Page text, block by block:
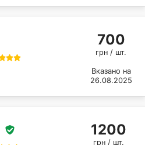
700
грн / шт.
Вказано на
26.08.2025
1200
грн / шт.